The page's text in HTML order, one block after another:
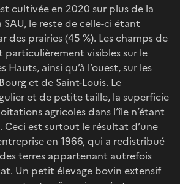
cultivée en 2020 sur plus de la
le reste de celle-ci étant
prairies (45 %). Les champs de
particulièrement visibles sur le
ainsi qu’à l’ouest, sur les
et de Saint-Louis. Le
et de petite taille, la superficie
agricoles dans l’île n’étant
Ceci est surtout le résultat d’une
en 1966, qui a redistribué
terres appartenant autrefois
Un petit élevage bovin extensif